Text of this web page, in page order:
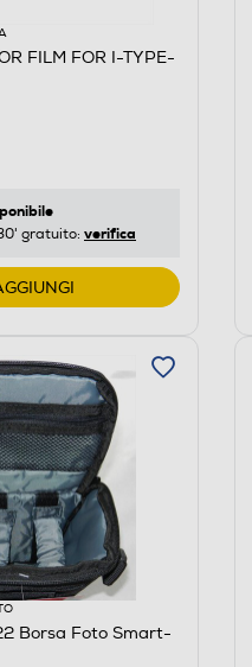
FILM FOR I-TYPE-
gratuito: verifica
Borsa Foto Smart-